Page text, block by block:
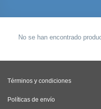
No se han encontrado
Términos y condiciones
Políticas de envío